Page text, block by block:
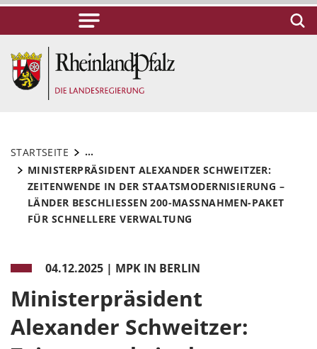
STARTSEITE
...
MINISTERPRÄSIDENT ALEXANDER SCHWEITZER:
ZEITENWENDE IN DER STAATSMODERNISIERUNG –
LÄNDER BESCHLIESSEN 200-MASSNAHMEN-PAKET FÜ
R SCHNELLERE VERWALTUNG
04.12.2025 | MPK IN BERLIN
Ministerpräsident
Alexander Schweitzer: